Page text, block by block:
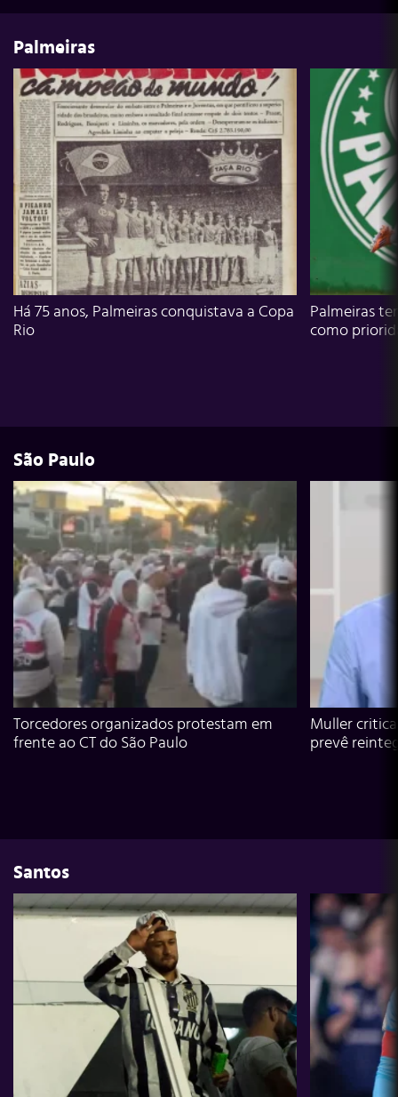
Palmeiras
Há 75 anos, Palmeiras conquistava a Copa
Rio
Palmeiras
como
São Paulo
Torcedores organizados protestam em
frente ao CT do São Paulo
Muller
prevê
Santos